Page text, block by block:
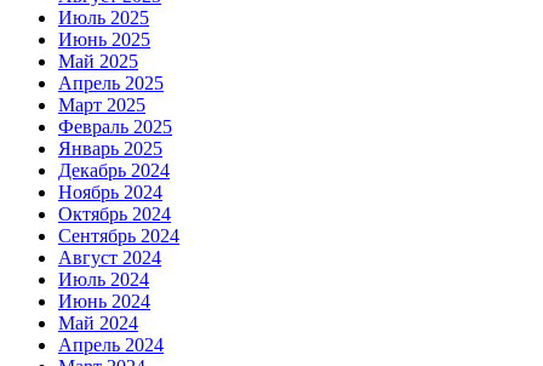
Июль 2025
Июнь 2025
Май 2025
Апрель 2025
Март 2025
Февраль 2025
Январь 2025
Декабрь 2024
Ноябрь 2024
Октябрь 2024
Сентябрь 2024
Август 2024
Июль 2024
Июнь 2024
Май 2024
Апрель 2024